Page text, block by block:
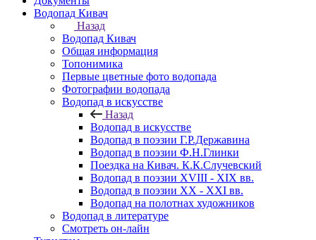
Водопад Кивач
Назад
Водопад Кивач
Общая информация
Топонимика
Первые цветные фото водопада
Фотографии водопада
Водопад в искусстве
Назад
Водопад в искусстве
Водопад в поэзии Г.Р.Державина
Водопад в поэзии Ф.Н.Глинки
Поездка на Кивач. К.К.Случевский
Водопад в поэзии XVIII - XIX вв.
Водопад в поэзии XX - XXI вв.
Водопад на полотнах художников
Водопад в литературе
Смотреть он-лайн